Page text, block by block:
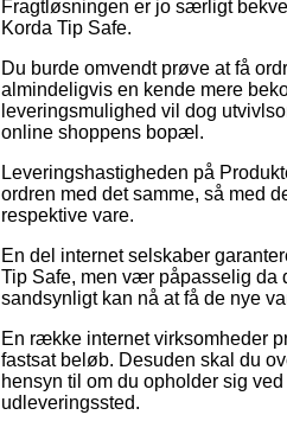
Fragtløsningen er jo særligt
Korda Tip Safe.
Du burde omvendt prøve at få
almindeligvis en kende mere
leveringsmulighed vil dog
online shoppens bopæl.
Leveringshastigheden på
ordren med det samme, så med
respektive vare.
En del internet selskaber
Tip Safe, men vær påpasselig da
sandsynligt kan nå at få de nye
En række internet virksomheder
fastsat beløb. Desuden skal du
hensyn til om du opholder sig
udleveringssted.